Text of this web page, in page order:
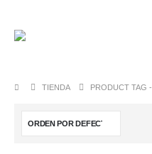
TIENDA PRODUCT TAG -